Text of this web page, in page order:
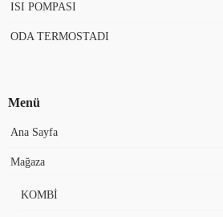
ISI POMPASI
ODA TERMOSTADI
Menü
Ana Sayfa
Mağaza
KOMBİ